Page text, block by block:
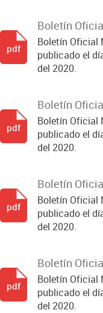
Boletín
Boletín Oficial
publicado el
del 2020.
pdf
Boletín
Boletín Oficial
publicado el
del 2020.
pdf
Boletín
Boletín Oficial
publicado el
del 2020.
pdf
Boletín
Boletín Oficial
publicado el
del 2020.
pdf